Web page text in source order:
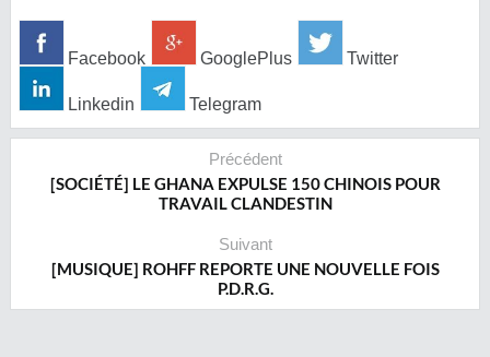
Facebook GooglePlus Twitter
Linkedin Telegram
Précédent
[SOCIÉTÉ] LE GHANA EXPULSE 150 CHINOIS POUR
TRAVAIL CLANDESTIN
Suivant
[MUSIQUE] ROHFF REPORTE UNE NOUVELLE FOIS
P.D.R.G.